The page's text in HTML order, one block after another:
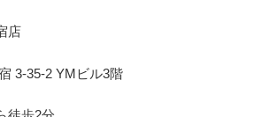
店
3-35-2 YMビル3階